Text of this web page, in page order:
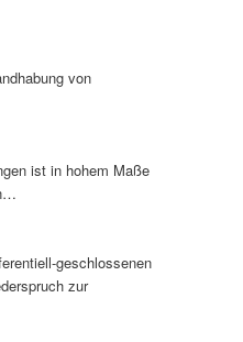
von
ist in hohem Maße
geschlossenen
zur